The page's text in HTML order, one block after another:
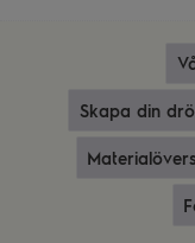
Skapa din